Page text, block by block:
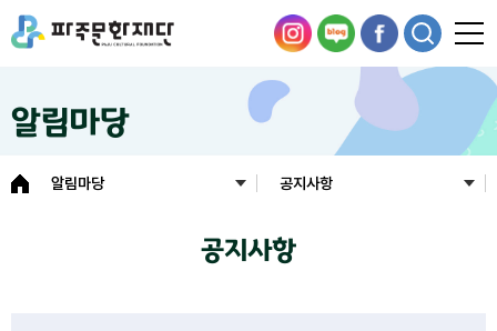
알림마당
알림마당 공지사항
공지사항